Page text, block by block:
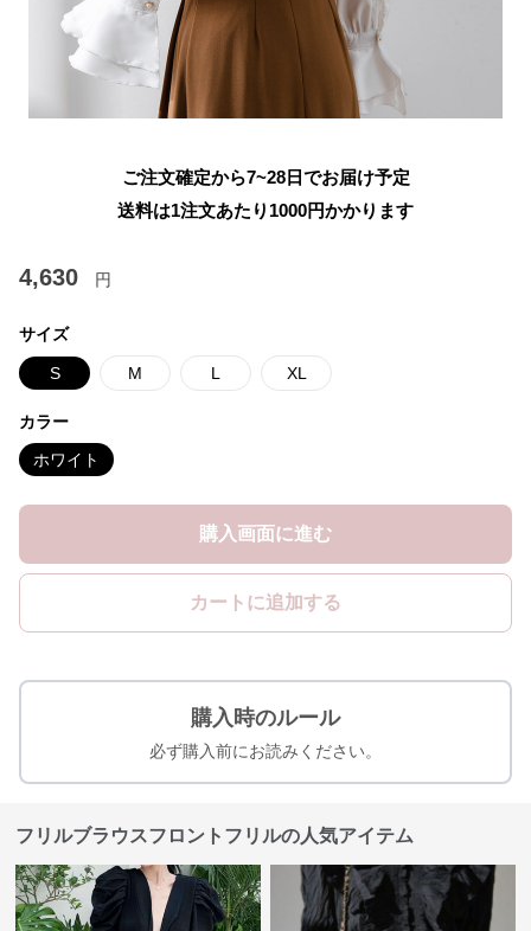
ご注文確定から7~28日でお届け予定
送料は1注文あたり 1000円かかります
4,630 円
サイズ
S M L XL
カラー
ホワイト
購入画面に進む
カートに追加する
購入時のルール
必ず購入前にお読みください。
フリルブラウスフロントフリルの人気アイテム